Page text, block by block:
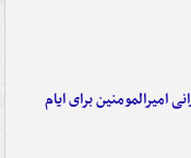
امیرالمومنین برای ایام